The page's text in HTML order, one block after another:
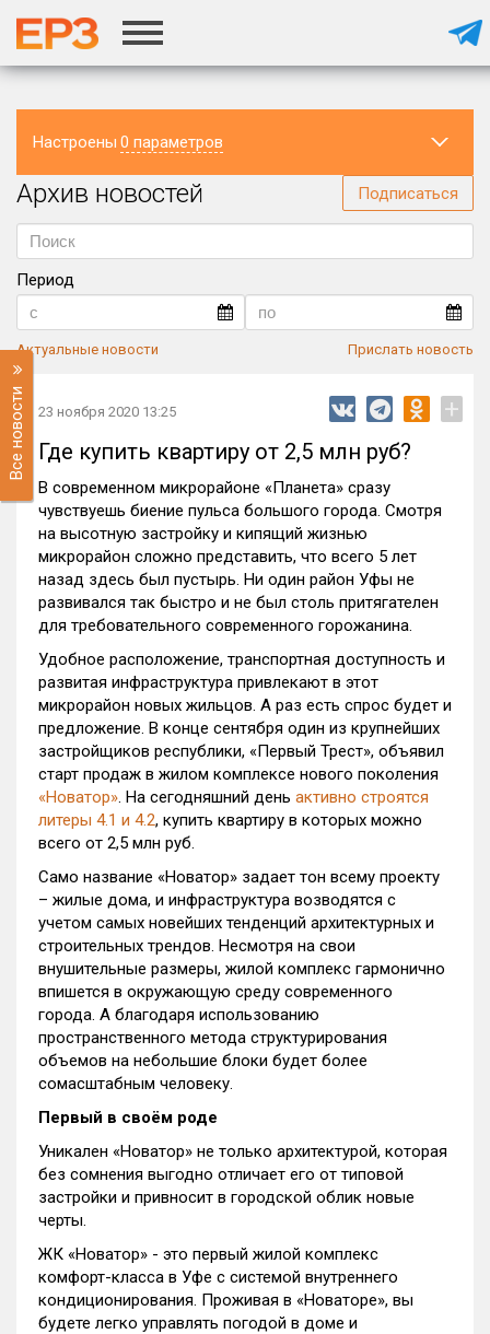
Настроены 0 параметров
Регион
Архив новостей Подписаться
Период
Актуальные новости Прислать новость
Все новости 23 ноября 2020 13:25 +
Где купить квартиру от 2,5 млн руб?
В современном микрорайоне «Планета» сразу
чувствуешь биение пульса большого города. Смотря
на высотную застройку и кипящий жизнью
микрорайон сложно представить, что всего 5 лет
назад здесь был пустырь. Ни один район Уфы не
развивался так быстро и не был столь притягателен
для требовательного современного горожанина.
Удобное расположение, транспортная доступность и
развитая инфраструктура привлекают в этот
микрорайон новых жильцов. А раз есть спрос будет и
предложение. В конце сентября один из крупнейших
застройщиков республики, «Первый Трест», объявил
старт продаж в жилом комплексе нового поколения
«Новатор». На сегодняшний день активно строятся
литеры 4.1 и 4.2, купить квартиру в которых можно
всего от 2,5 млн руб.
Само название «Новатор» задает тон всему проекту
– жилые дома, и инфраструктура возводятся с
учетом самых новейших тенденций архитектурных и
строительных трендов. Несмотря на свои
внушительные размеры, жилой комплекс гармонично
впишется в окружающую среду современного
города. А благодаря использованию
пространственного метода структурирования
объемов на небольшие блоки будет более
сомасштабным человеку.
Первый в своём роде
Уникален «Новатор» не только архитектурой, которая
без сомнения выгодно отличает его от типовой
застройки и привносит в городской облик новые
черты.
ЖК «Новатор» - это первый жилой комплекс
комфорт-класса в Уфе с системой внутреннего
кондиционирования. Проживая в «Новаторе», вы
будете легко управлять погодой в доме и